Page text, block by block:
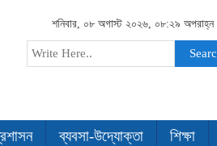
শনিবার, ০৮ অগাস্ট ২০২৬, ০৮:২৯ অপরাহ্ন
ব্যবসা-উদ্যোক্তা শিক্ষা